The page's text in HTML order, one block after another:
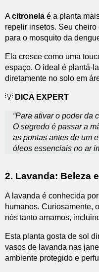
Acitronela é a planta
repelir insetos. Seu
para o mosquito da
Ela cresce como uma
espaço. O ideal é plantá-
diretamente no solo em
💡 DICA EXPERT
“Para ativar o poder da
O segredo é passar a
as pontas antes de um
óleos essenciais no ar
2. Lavanda: Beleza
A lavanda é conhecida
humanos. Curiosamente,
nós tanto amamos,
Esta planta gosta de sol
vasos de lavanda nas
ambiente protegido e